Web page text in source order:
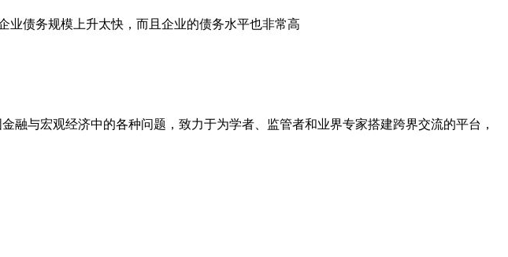
业债务规模上升太快，而且企业的债务水平也非常高
与宏观经济中的各种问题，致力于为学者、监管者和业界专家搭建跨界交流的平台，